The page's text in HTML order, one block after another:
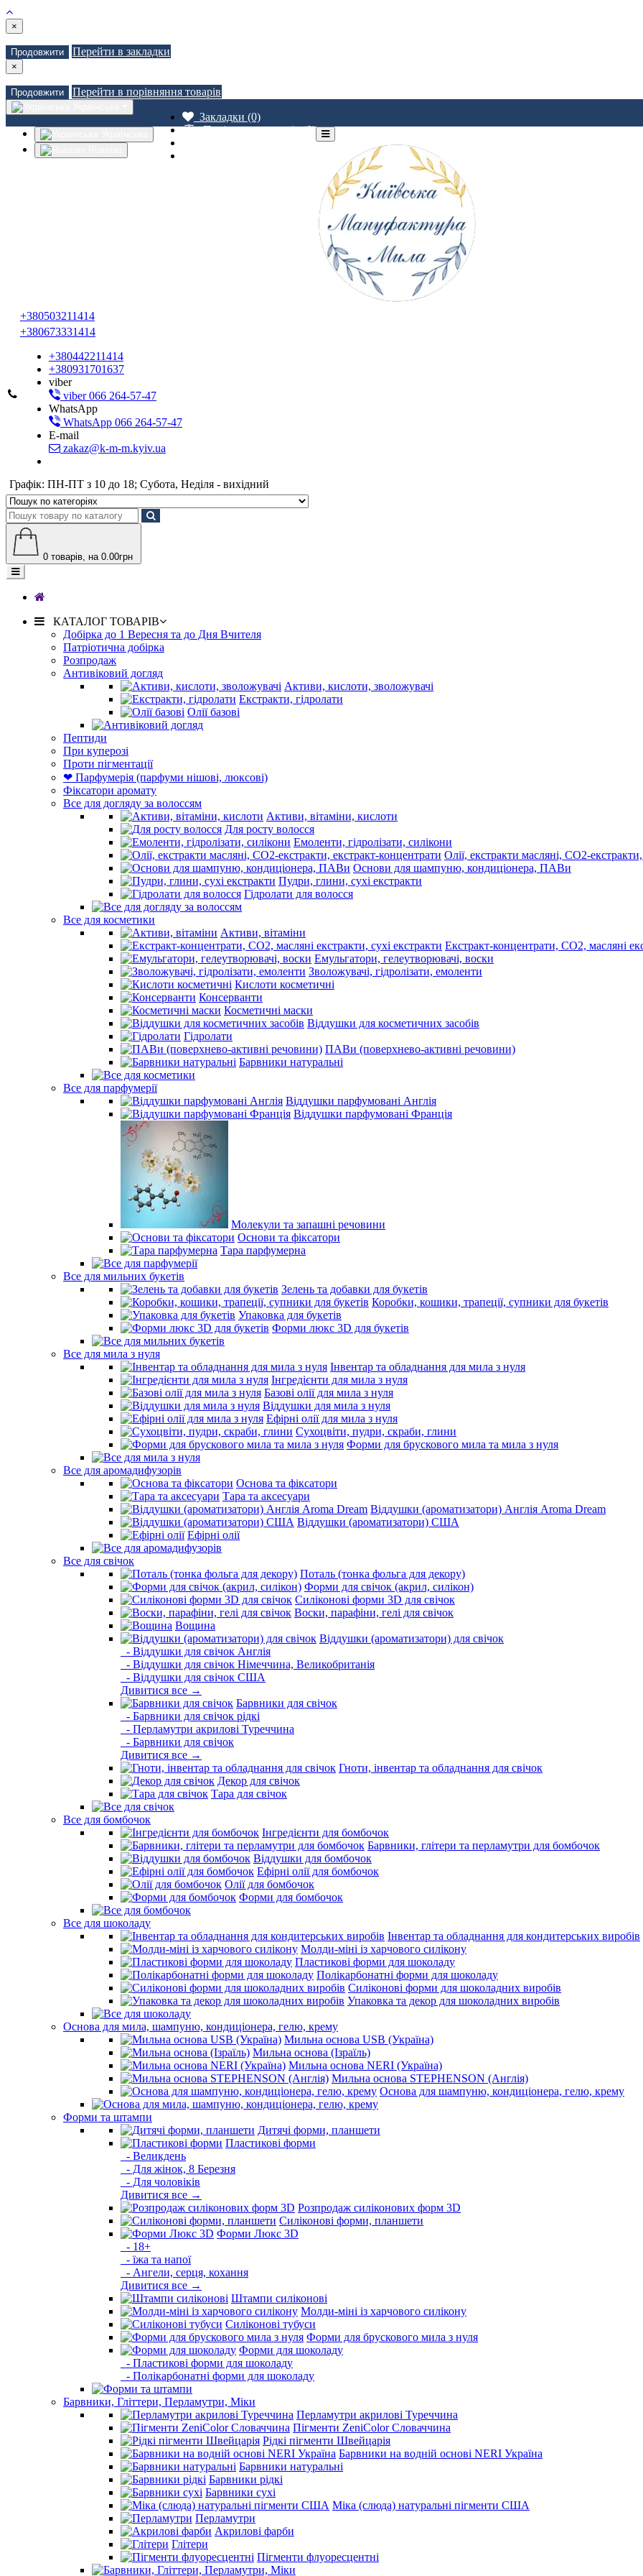
×
Продовжити Перейти в закладки
×
Продовжити Перейти в порівняння товарів
Закладки (0)
Порівняння товарів (0)
+380503211414
+380673331414
+380442211414
+380931701637
viber
viber 066 264-57-47
WhatsApp
WhatsApp 066 264-57-47
E-mail
zakaz@k-m-m.kyiv.ua
Графік: ПН-ПТ з 10 до 18; Субота, Неділя - вихідний
0 товарів, на 0.00грн
КАТАЛОГ ТОВАРІВ
Добірка до 1 Вересня та до Дня Вчителя
Патріотична добірка
Розпродаж
Антивіковий догляд
Активи, кислоти, зволожувачі
Екстракти, гідролати
Олії базові
Пептиди
При куперозі
Проти пігментації
❤ Парфумерія (парфуми нішові, люксові)
Фіксатори аромату
Все для догляду за волоссям
Активи, вітаміни, кислоти
Для росту волосся
Емоленти, гідролізати, силікони
Олії, екстракти масляні, СО2-
Основи для шампуню, кондиціонера, ПАВи
Пудри, глини, сухі екстракти
Гідролати для волосся
Все для косметики
Активи, вітаміни
Екстракт-концентрати, СО2, масляні
Емульгатори, гелеутворювачі, воски
Зволожувачі, гідролізати, емоленти
Кислоти косметичні
Консерванти
Косметичні маски
Віддушки для косметичних засобів
Гідролати
ПАВи (поверхнево-активні речовини)
Барвники натуральні
Все для парфумерії
Віддушки парфумовані Англія
Віддушки парфумовані Франція
Молекули та запашні речовини
Основи та фіксатори
Тара парфумерна
Все для мильних букетів
Зелень та добавки для букетів
Коробки, кошики, трапеції, супники для букетів
Упаковка для букетів
Форми люкс 3D для букетів
Все для мила з нуля
Інвентар та обладнання для мила з нуля
Інгредієнти для мила з нуля
Базові олії для мила з нуля
Віддушки для мила з нуля
Ефірні олії для мила з нуля
Сухоцвіти, пудри, скраби, глини
Форми для брускового мила та мила з нуля
Все для аромадифузорів
Основа та фіксатори
Тара та аксесуари
Віддушки (ароматизатори) Англія Aroma Dream
Віддушки (ароматизатори) США
Ефірні олії
Все для свічок
Поталь (тонка фольга для декору)
Форми для свічок (акрил, силікон)
Силіконові форми 3D для свічок
Воски, парафіни, гелі для свічок
Вощина
Віддушки (ароматизатори) для свічок
- Віддушки для свічок Англія
- Віддушки для свічок Німеччина, Великобританія
- Віддушки для свічок США
Дивитися все →
Барвники для свічок
- Барвники для свічок рідкі
- Перламутри акрилові Туреччина
- Барвники для свічок
Дивитися все →
Гноти, інвентар та обладнання для свічок
Декор для свічок
Тара для свічок
Все для бомбочок
Інгредієнти для бомбочок
Барвники, глітери та перламутри для бомбочок
Віддушки для бомбочок
Ефірні олії для бомбочок
Олії для бомбочок
Форми для бомбочок
Все для шоколаду
Інвентар та обладнання для кондитерських виробів
Молди-міні із харчового силікону
Пластикові форми для шоколаду
Полікарбонатні форми для шоколаду
Силіконові форми для шоколадних виробів
Упаковка та декор для шоколадних виробів
Основа для мила, шампуню, кондиціонера, гелю, крему
Мильна основа USB (Україна)
Мильна основа (Ізраїль)
Мильна основа NERI (Україна)
Мильна основа STEPHENSON (Англія)
Основа для шампуню, кондиціонера, гелю, крему
Форми та штампи
Дитячі форми, планшети
Пластикові форми
- Великдень
- Для жінок, 8 Березня
- Для чоловіків
Дивитися все →
Розпродаж силіконових форм 3D
Силіконові форми, планшети
Форми Люкс 3D
- 18+
- їжа та напої
- Ангели, серця, кохання
Дивитися все →
Штампи силіконові
Молди-міні із харчового силікону
Силіконові тубуси
Форми для брускового мила з нуля
Форми для шоколаду
- Пластикові форми для шоколаду
- Полікарбонатні форми для шоколаду
Барвники, Гліттери, Перламутри, Міки
Перламутри акрилові Туреччина
Пігменти ZeniColor Словаччина
Рідкі пігменти Швейцарія
Барвники на водній основі NERI Україна
Барвники натуральні
Барвники рідкі
Барвники сухі
Міка (слюда) натуральні пігменти США
Перламутри
Акрилові фарби
Глітери
Пігменти флуоресцентні